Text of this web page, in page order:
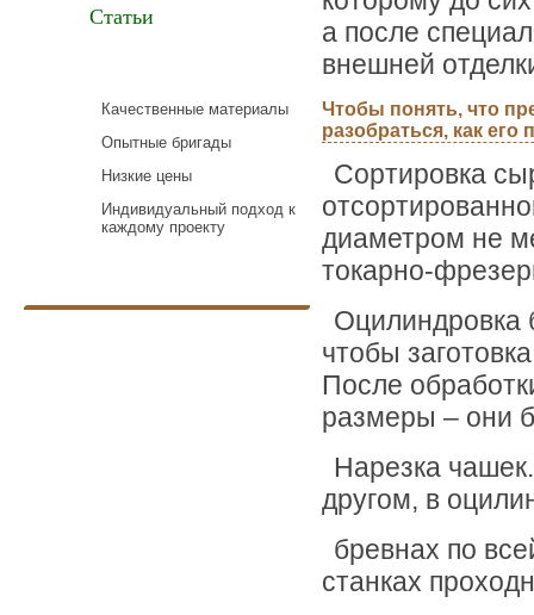
Статьи
Качественные материалы
Опытные бригады
Низкие цены
Индивидуальный подход к
каждому проекту
а после
внешней
Чтобы понять, что
разобраться, как его
Сортировка
диаметром не
токарно-
Оцилиндровка
чтобы
После
размеры – они
Нарезка
другом, в
бревнах по
станках